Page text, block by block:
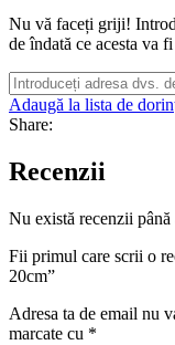
Nu vă faceți griji!
de îndată ce acesta va
Adaugă la lista de
Share:
Recenzii
Nu există recenzii până
Fii primul care scrii o
20cm”
Adresa ta de email nu
marcate cu *